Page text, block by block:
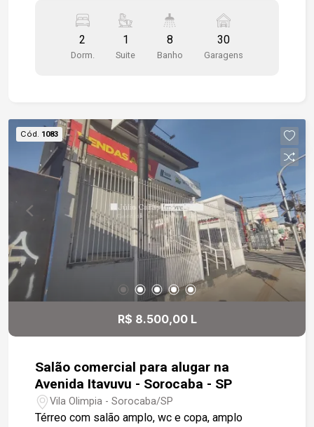
amplas, andar superior com salão amplo, 2 salas
com wc privativo, 2 salas com sacada, vestiário
masculino e feminino, com total de 8 wc social.
veículos e 7 motos.
2
Dorm.
1
Suite
8
Banho
30
Garagens
Cód. 1083
R$ 8.500,00 L
Salão comercial para alugar na
Avenida Itavuvu - Sorocaba - SP
Vila Olimpia - Sorocaba/SP
Térreo com salão amplo, wc e copa, amplo